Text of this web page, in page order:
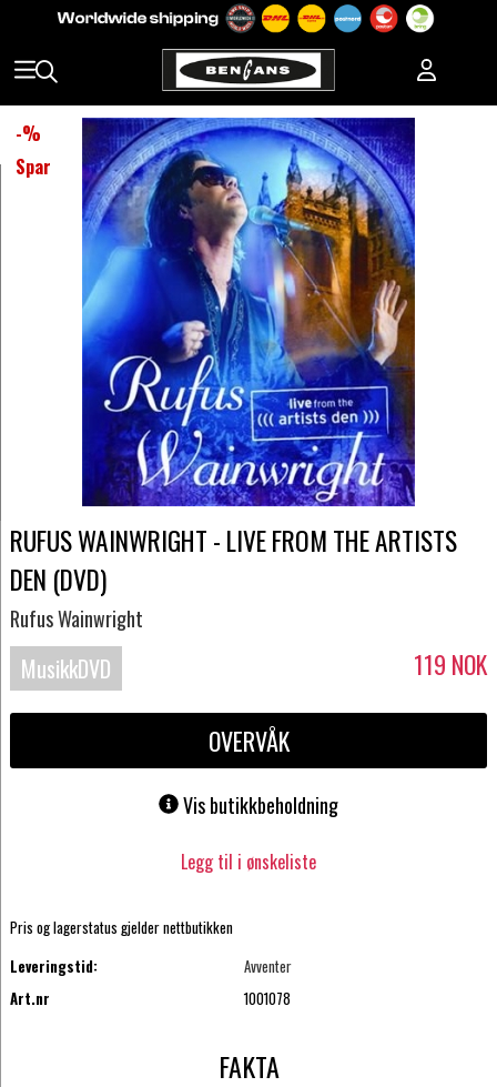
-%
Spar
RUFUS WAINWRIGHT - LIVE FROM THE ARTISTS
DEN (DVD)
Rufus Wainwright
MusikkDVD 119 NOK
OVERVÅK
Vis butikkbeholdning
Legg til i ønskeliste
Pris og lagerstatus gjelder nettbutikken
Leveringstid:
Avventer
Art.nr
1001078
FAKTA